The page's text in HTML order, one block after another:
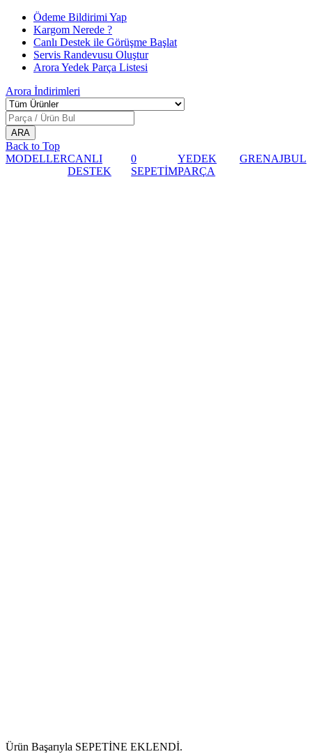
Ödeme Bildirimi Yap
Kargom Nerede ?
Canlı Destek ile Görüşme Başlat
Servis Randevusu Oluştur
Arora Yedek Parça Listesi
Arora İndirimleri
Back to Top
MODELLERCANLI
DESTEK
0
SEPETİM
YEDEK
PARÇA
GRENAJBUL
Ürün Başarıyla SEPETİNE EKLENDİ.